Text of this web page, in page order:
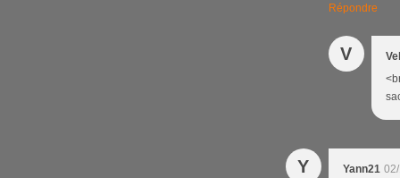
Répondre
V
Y Yann21